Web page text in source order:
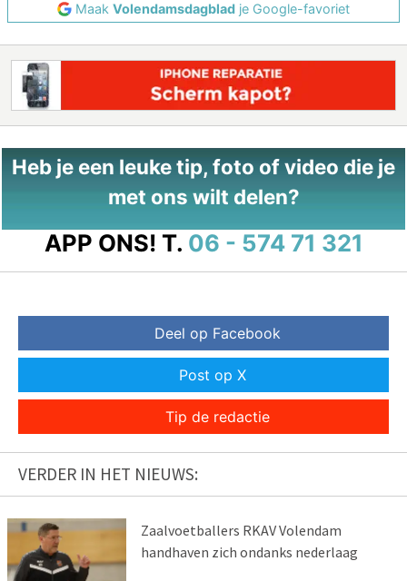
Maak Volendamsdagblad je Google-favoriet
Heb je een leuke tip, foto of video die je
met ons wilt delen?
APP ONS! T. 06 - 574 71 321
Deel op Facebook
Post op X
Tip de redactie
VERDER IN HET NIEUWS:
Zaalvoetballers RKAV Volendam
handhaven zich ondanks nederlaag